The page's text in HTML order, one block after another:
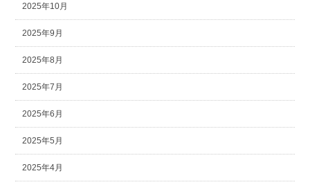
2025年10月
2025年9月
2025年8月
2025年7月
2025年6月
2025年5月
2025年4月